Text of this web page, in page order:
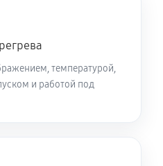
температурой,
и работой под